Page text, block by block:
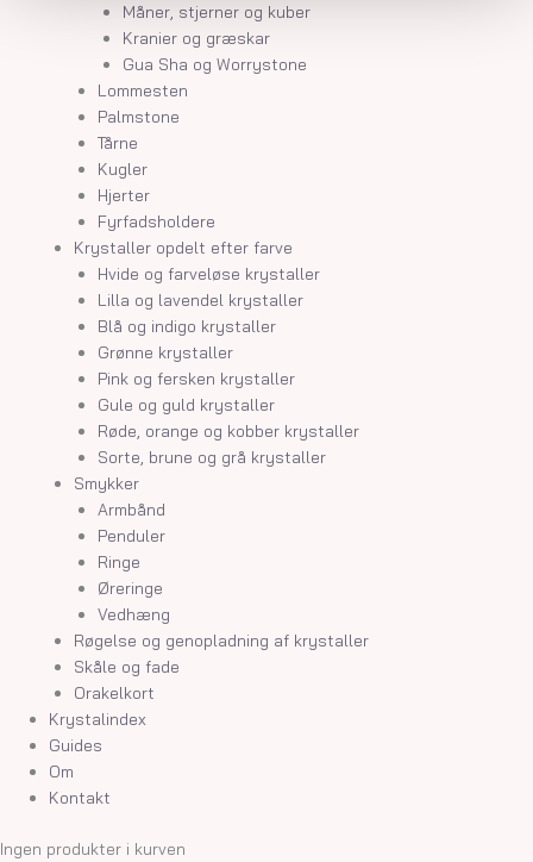
Måner, stjerner og kuber
Kranier og græskar
Gua Sha og Worrystone
Lommesten
Palmstone
Tårne
Kugler
Hjerter
Fyrfadsholdere
Krystaller opdelt efter farve
Hvide og farveløse krystaller
Lilla og lavendel krystaller
Blå og indigo krystaller
Grønne krystaller
Pink og fersken krystaller
Gule og guld krystaller
Røde, orange og kobber krystaller
Sorte, brune og grå krystaller
Smykker
Armbånd
Penduler
Ringe
Øreringe
Vedhæng
Røgelse og genopladning af krystaller
Skåle og fade
Orakelkort
Krystalindex
Guides
Om
Kontakt
Ingen produkter i kurven